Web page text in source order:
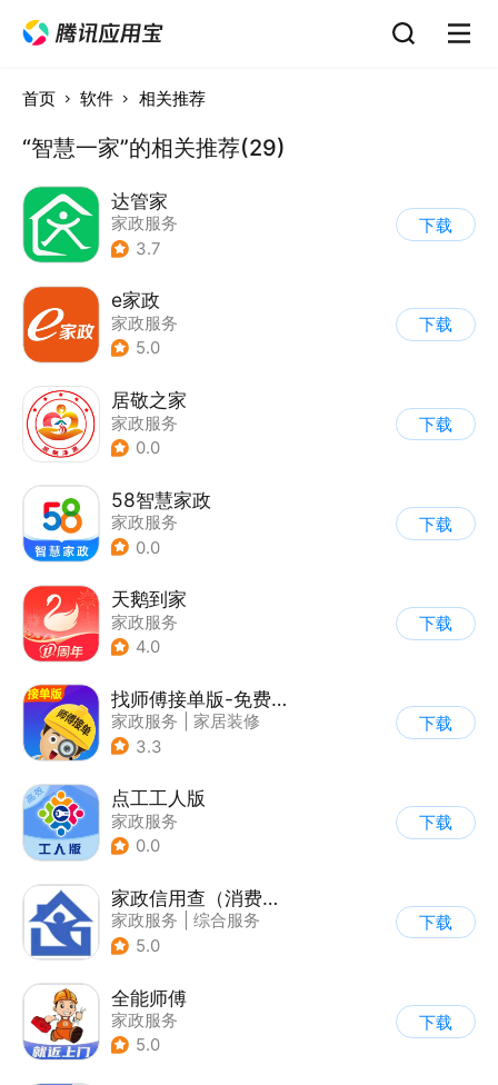
首页 软件 相关推荐
“智慧一家”的相关推荐(29)
达管家
家政服务
3.7
下载
e家政
家政服务
5.0
下载
居敬之家
家政服务
0.0
下载
58智慧家政
家政服务
0.0
下载
天鹅到家
家政服务
4.0
下载
找师傅接单版-免费派单接单
家政服务
家居装修
3.3
下载
点工工人版
家政服务
0.0
下载
家政信用查（消费者端）
家政服务
综合服务
5.0
下载
全能师傅
家政服务
5.0
下载